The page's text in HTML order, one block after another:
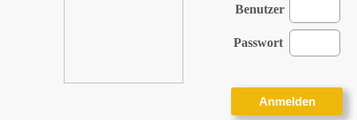
Benutzer
Passwort